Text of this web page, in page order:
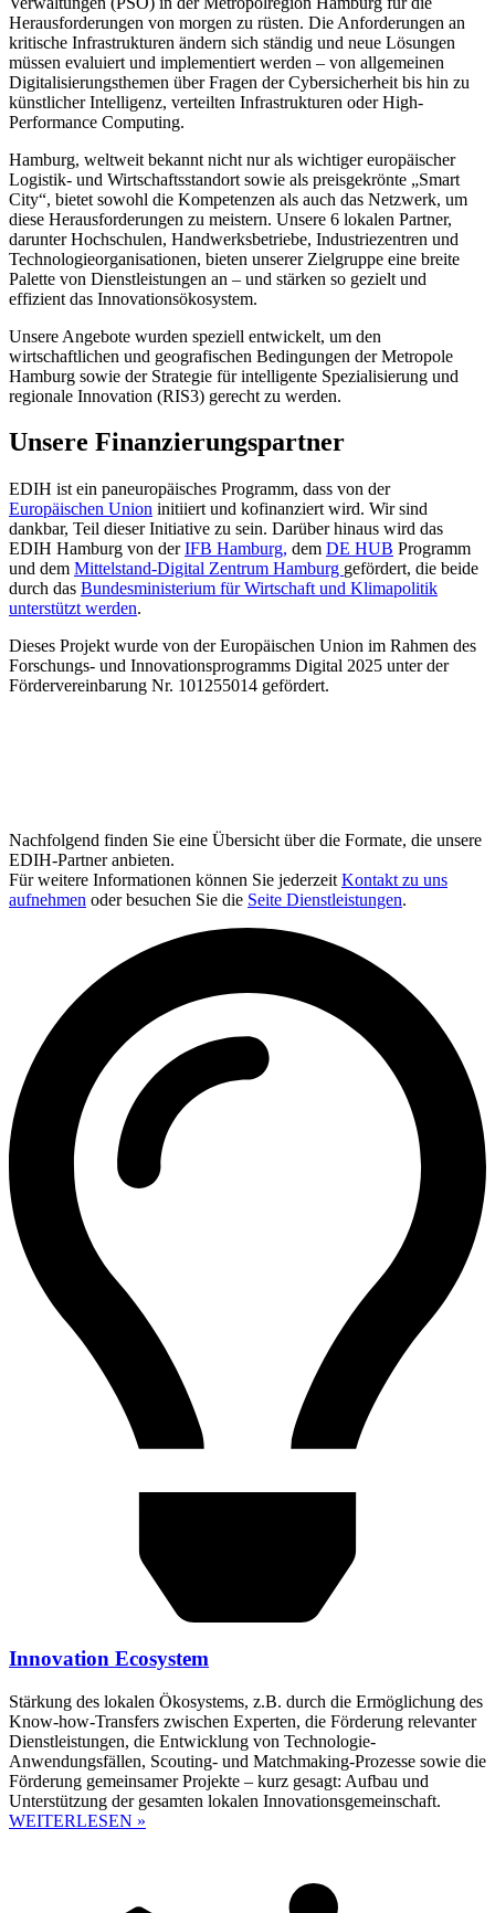
Herausforderungen von morgen zu rüsten. Die Anforderungen an
kritische Infrastrukturen ändern sich ständig und neue Lösungen
müssen evaluiert und implementiert werden – von allgemeinen
Digitalisierungsthemen über Fragen der Cybersicherheit bis hin zu
künstlicher Intelligenz, verteilten Infrastrukturen oder High-
Performance Computing.
Hamburg, weltweit bekannt nicht nur als wichtiger europäischer
Logistik- und Wirtschaftsstandort sowie als preisgekrönte „Smart
City“, bietet sowohl die Kompetenzen als auch das Netzwerk, um
diese Herausforderungen zu meistern. Unsere 6 lokalen Partner,
darunter Hochschulen, Handwerksbetriebe, Industriezentren und
Technologieorganisationen, bieten unserer Zielgruppe eine breite
Palette von Dienstleistungen an – und stärken so gezielt und
effizient das Innovationsökosystem.
Unsere Angebote wurden speziell entwickelt, um den
wirtschaftlichen und geografischen Bedingungen der Metropole
Hamburg sowie der Strategie für intelligente Spezialisierung und
regionale Innovation (RIS3) gerecht zu werden.
Unsere Finanzierungspartner
EDIH ist ein paneuropäisches Programm, dass von der
Europäischen Union initiiert und kofinanziert wird. Wir sind
dankbar, Teil dieser Initiative zu sein. Darüber hinaus wird das
EDIH Hamburg von derIFB Hamburg, dem DE HUB Programm
und dem Mittelstand-Digital Zentrum Hamburg gefördert, die beide
durch das Bundesministerium für Wirtschaft und Klimapolitik
unterstützt werden.
Dieses Projekt wurde von der Europäischen Union im Rahmen des
Forschungs- und Innovationsprogramms Digital 2025 unter der
Fördervereinbarung Nr. 101255014 gefördert.
Nachfolgend finden Sie eine Übersicht über die Formate, die unsere
EDIH-Partner anbieten.
Für weitere Informationen können Sie jederzeit Kontakt zu uns
aufnehmen oder besuchen Sie die Seite Dienstleistungen.
Innovation Ecosystem
Stärkung des lokalen Ökosystems, z.B. durch die Ermöglichung des
Know-how-Transfers zwischen Experten, die Förderung relevanter
Dienstleistungen, die Entwicklung von Technologie-
Anwendungsfällen, Scouting- und Matchmaking-Prozesse sowie die
Förderung gemeinsamer Projekte – kurz gesagt: Aufbau und
Unterstützung der gesamten lokalen Innovationsgemeinschaft.
WEITERLESEN »